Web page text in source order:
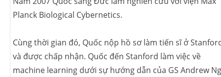
Planck Biological Cybernetics.
Cùng thời gian đó, Quốc nộp hồ sơ làm tiến sĩ ở
và được chấp nhận. Quốc đến Stanford làm việc về
machine learning dưới sự hướng dẫn của GS Andrew